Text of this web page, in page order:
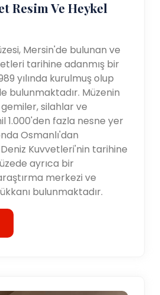
Resim Ve Heykel
Mersin'de bulunan ve
tarihine adanmış bir
yılında kurulmuş olup
bulunmaktadır. Müzenin
silahlar ve
1.000'den fazla nesne yer
Osmanlı'dan
Kuvvetleri'nin tarihine
ayrıca bir
merkezi ve
bulunmaktadır.